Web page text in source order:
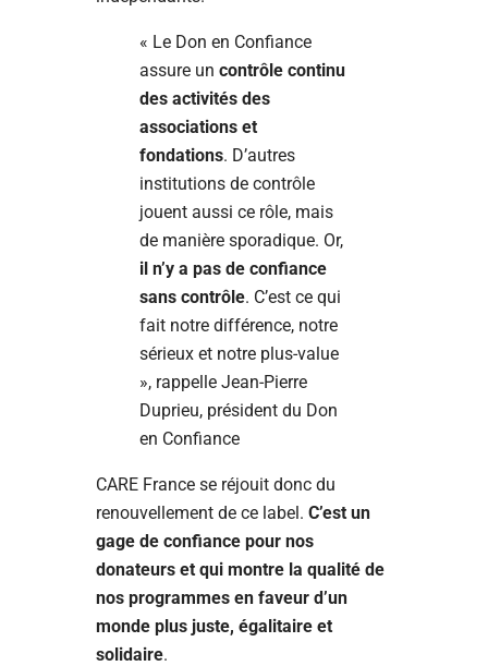
« Le Don en Confiance
assure un contrôle continu
des activités des
associations et
fondations. D’autres
institutions de contrôle
jouent aussi ce rôle, mais
de manière sporadique. Or,
il n’y a pas de confiance
sans contrôle. C’est ce qui
fait notre différence, notre
sérieux et notre plus-value
», rappelle Jean-Pierre
Duprieu, président du Don
en Confiance
CARE France se réjouit donc du
renouvellement de ce label. C’est un
gage de confiance pour nos
donateurs et qui montre la qualité de
nos programmes en faveur d’un
monde plus juste, égalitaire et
solidaire.